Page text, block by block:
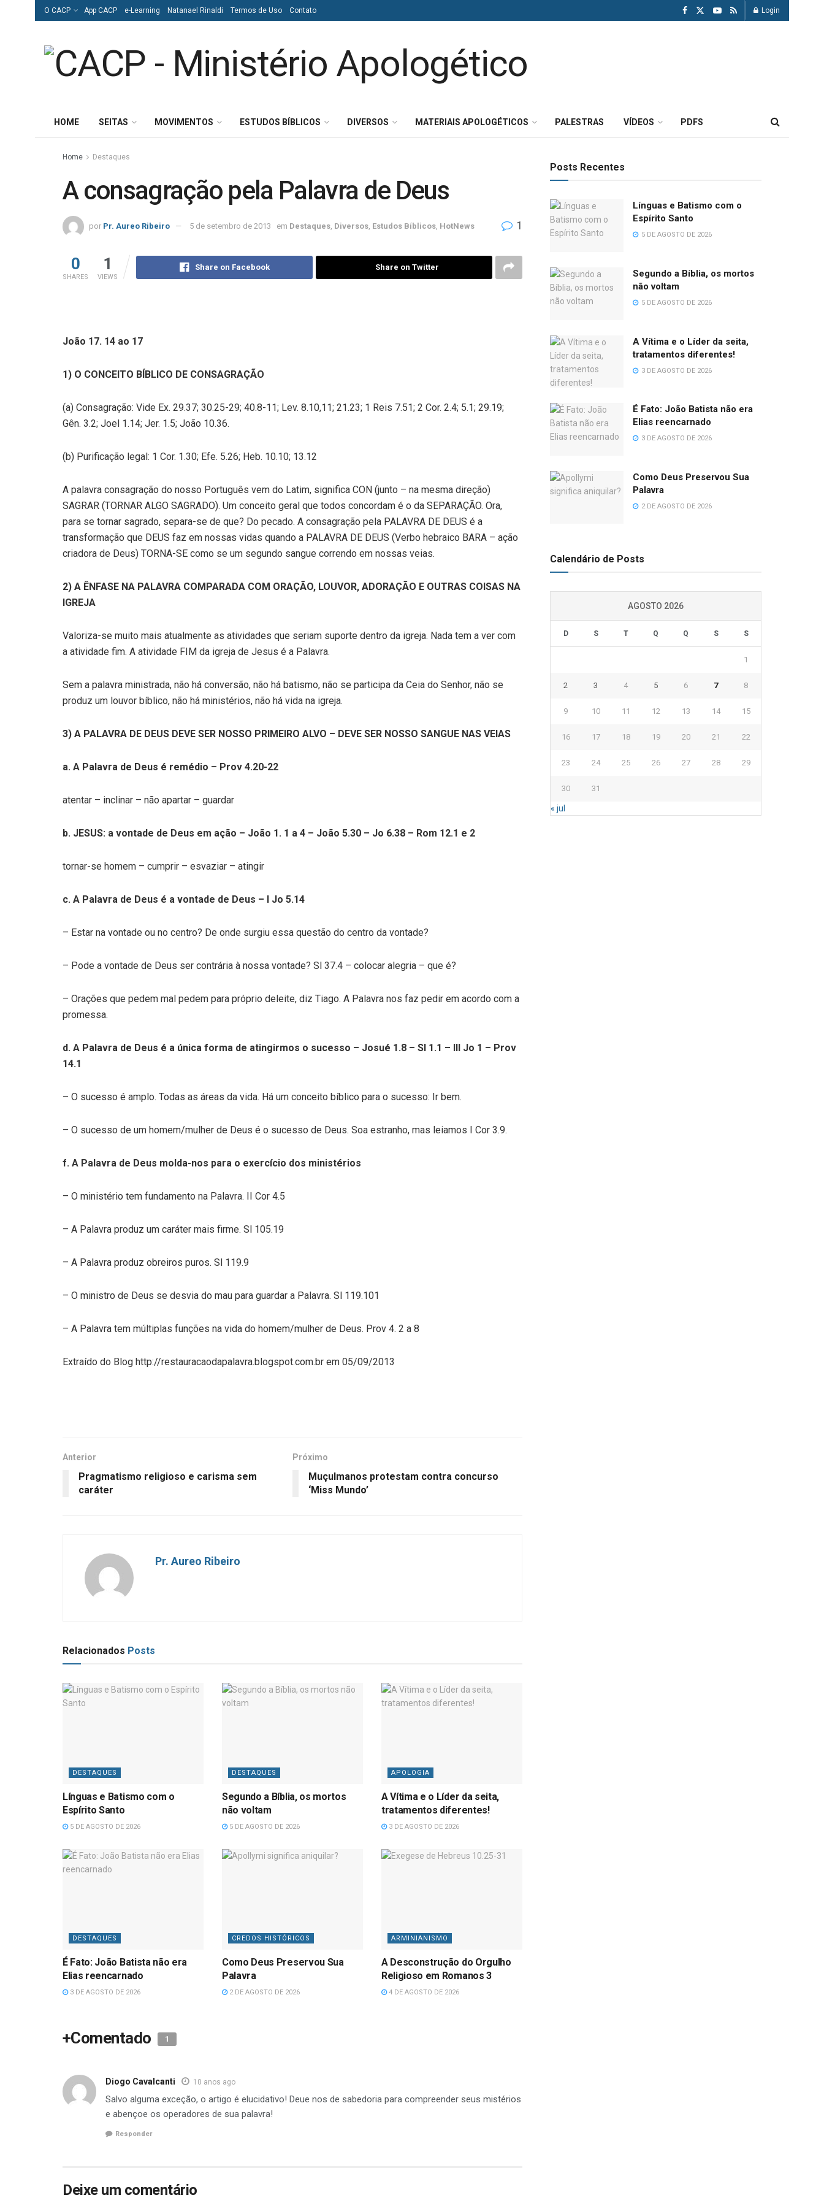
O CACP App CACP e-Learning Natanael Rinaldi Termos de Uso Contato Login
HOME SEITAS MOVIMENTOS ESTUDOS BÍBLICOS DIVERSOS MATERIAIS APOLOGÉTICOS PALESTRAS VÍDEOS PDFS
Home Destaques
A consagração pela Palavra de Deus
por Pr. Aureo Ribeiro 5 de setembro de 2013 em Destaques Diversos Estudos Bíblicos HotNews 1
0
SHARES
1
VIEWS
Share on Facebook Share on Twitter
João 17. 14 ao 17
1) O CONCEITO BÍBLICO DE CONSAGRAÇÃO
(a) Consagração: Vide Ex. 29.37; 30.25-29; 40.8-11; Lev. 8.10,11; 21.23; 1 Reis 7.51; 2 Cor. 2.4; 5.1; 29.19;
Gên. 3.2; Joel 1.14; Jer. 1.5; João 10.36.
(b) Purificação legal: 1 Cor. 1.30; Efe. 5.26; Heb. 10.10; 13.12
A palavra consagração do nosso Português vem do Latim, significa CON (junto – na mesma direção)
SAGRAR (TORNAR ALGO SAGRADO). Um conceito geral que todos concordam é o da SEPARAÇÃO. Ora,
para se tornar sagrado, separa-se de que? Do pecado. A consagração pela PALAVRA DE DEUS é a
transformação que DEUS faz em nossas vidas quando a PALAVRA DE DEUS (Verbo hebraico BARA – ação
criadora de Deus) TORNA-SE como se um segundo sangue correndo em nossas veias.
2) A ÊNFASE NA PALAVRA COMPARADA COM ORAÇÃO, LOUVOR, ADORAÇÃO E OUTRAS COISAS NA
IGREJA
Valoriza-se muito mais atualmente as atividades que seriam suporte dentro da igreja. Nada tem a ver com
a atividade fim. A atividade FIM da igreja de Jesus é a Palavra.
Sem a palavra ministrada, não há conversão, não há batismo, não se participa da Ceia do Senhor, não se
produz um louvor bíblico, não há ministérios, não há vida na igreja.
3) A PALAVRA DE DEUS DEVE SER NOSSO PRIMEIRO ALVO – DEVE SER NOSSO SANGUE NAS VEIAS
a. A Palavra de Deus é remédio – Prov 4.20-22
atentar – inclinar – não apartar – guardar
b. JESUS: a vontade de Deus em ação – João 1. 1 a 4 – João 5.30 – Jo 6.38 – Rom 12.1 e 2
tornar-se homem – cumprir – esvaziar – atingir
c. A Palavra de Deus é a vontade de Deus – I Jo 5.14
– Estar na vontade ou no centro? De onde surgiu essa questão do centro da vontade?
– Pode a vontade de Deus ser contrária à nossa vontade? Sl 37.4 – colocar alegria – que é?
– Orações que pedem mal pedem para próprio deleite, diz Tiago. A Palavra nos faz pedir em acordo com a
promessa.
d. A Palavra de Deus é a única forma de atingirmos o sucesso – Josué 1.8 – Sl 1.1 – III Jo 1 – Prov
14.1
– O sucesso é amplo. Todas as áreas da vida. Há um conceito bíblico para o sucesso: Ir bem.
– O sucesso de um homem/mulher de Deus é o sucesso de Deus. Soa estranho, mas leiamos I Cor 3.9.
f. A Palavra de Deus molda-nos para o exercício dos ministérios
– O ministério tem fundamento na Palavra. II Cor 4.5
– A Palavra produz um caráter mais firme. Sl 105.19
– A Palavra produz obreiros puros. Sl 119.9
– O ministro de Deus se desvia do mau para guardar a Palavra. Sl 119.101
– A Palavra tem múltiplas funções na vida do homem/mulher de Deus. Prov 4. 2 a 8
Extraído do Blog http://restauracaodapalavra.blogspot.com.br em 05/09/2013
Anterior
Pragmatismo religioso e carisma sem
caráter
Próximo
Muçulmanos protestam contra concurso
‘Miss Mundo’
Pr. Aureo Ribeiro
Relacionados Posts
DESTAQUES
Línguas e Batismo com o
Espírito Santo
5 DE AGOSTO DE 2026
DESTAQUES
Segundo a Bíblia, os mortos
não voltam
5 DE AGOSTO DE 2026
APOLOGIA
A Vítima e o Líder da seita,
tratamentos diferentes!
3 DE AGOSTO DE 2026
DESTAQUES
É Fato: João Batista não era
Elias reencarnado
3 DE AGOSTO DE 2026
CREDOS HISTÓRICOS
Como Deus Preservou Sua
Palavra
2 DE AGOSTO DE 2026
ARMINIANISMO
A Desconstrução do Orgulho
Religioso em Romanos 3
4 DE AGOSTO DE 2026
+Comentado 1
Diogo Cavalcanti 10 anos ago
Salvo alguma exceção, o artigo é elucidativo! Deue nos de sabedoria para compreender seus mistérios
e abençoe os operadores de sua palavra!
Responder
Deixe um comentário
Posts Recentes
Línguas e Batismo com o
Espírito Santo
5 DE AGOSTO DE 2026
Segundo a Bíblia, os mortos
não voltam
5 DE AGOSTO DE 2026
A Vítima e o Líder da seita,
tratamentos diferentes!
3 DE AGOSTO DE 2026
É Fato: João Batista não era
Elias reencarnado
3 DE AGOSTO DE 2026
Como Deus Preservou Sua
Palavra
2 DE AGOSTO DE 2026
Calendário de Posts
AGOSTO 2026
D S T Q Q S S
1
2 3 4 5 6 7 8
9 10 11 12 13 14 15
16 17 18 19 20 21 22
23 24 25 26 27 28 29
30 31
« jul